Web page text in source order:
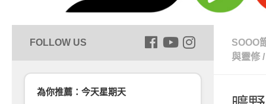
SOOO
與靈修 /
為你推薦：今天星期天